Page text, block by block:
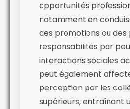
opportunités
notamment en
des promotions ou des
responsabilités par
interactions sociales
peut également
perception par les
supérieurs, entraînant